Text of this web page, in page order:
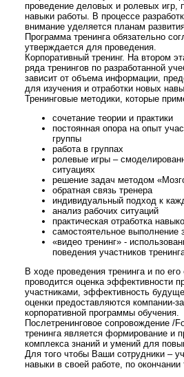
проведение деловых и ролевых игр,
навыки работы. В процессе
внимание уделяется планам
Программа тренинга обязательно
утверждается для проведения.
Корпоративный тренинг. На втором
ряда тренингов по разработанной
зависит от объема информации,
для изучения и отработки новых
Тренинговые методики, которые
сочетание теории и практики
постоянная опора на опыт
группы
работа в группах
ролевые игры –
ситуациях
решение задач методом
обратная связь тренера
индивидуальный подход к
анализ рабочих ситуаций
практическая отработка
самостоятельное выполнение
«видео тренинг» -
поведения участников
В ходе проведения тренинга и по
проводится оценка эффективности
участниками, эффективность
оценки предоставляются компании-
корпоративной программы обучения.
Послетренинговое сопровождение /
тренинга является формирование и
комплекса знаний и умений для
Для того чтобы Ваши сотрудники –
навыки в своей работе, по окончании